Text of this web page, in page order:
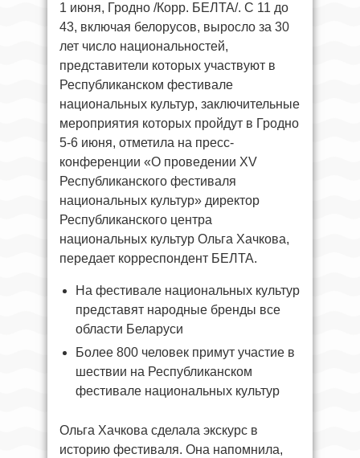
1 июня, Гродно /Корр. БЕЛТА/. С 11 до
43, включая белорусов, выросло за 30
лет число национальностей,
представители которых участвуют в
Республиканском фестивале
национальных культур, заключительные
мероприятия которых пройдут в Гродно
5-6 июня, отметила на пресс-
конференции «О проведении XV
Республиканского фестиваля
национальных культур» директор
Республиканского центра
национальных культур Ольга Хачкова,
передает корреспондент БЕЛТА.
На фестивале национальных культур
представят народные бренды все
области Беларуси
Более 800 человек примут участие в
шествии на Республиканском
фестивале национальных культур
Ольга Хачкова сделала экскурс в
историю фестиваля. Она напомнила,